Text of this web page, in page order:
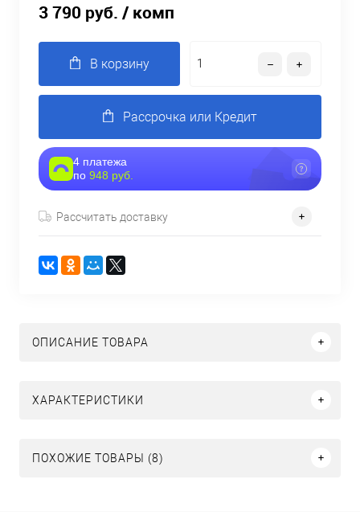
3 790 руб. / комп
В корзину
Рассрочка или Кредит
4 платежа
по 948 руб.
Рассчитать доставку
ОПИСАНИЕ ТОВАРА
ХАРАКТЕРИСТИКИ
ПОХОЖИЕ ТОВАРЫ (8)